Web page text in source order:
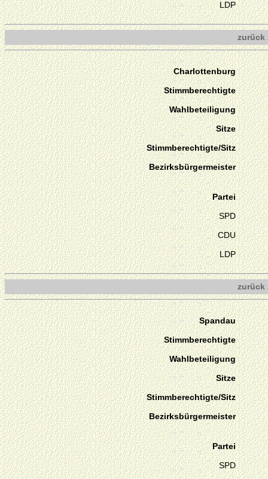
LDP
zurück
Charlottenburg
Stimmberechtigte
Wahlbeteiligung
Sitze
Stimmberechtigte/Sitz
Bezirksbürgermeister
Partei
SPD
CDU
LDP
zurück
Spandau
Stimmberechtigte
Wahlbeteiligung
Sitze
Stimmberechtigte/Sitz
Bezirksbürgermeister
Partei
SPD